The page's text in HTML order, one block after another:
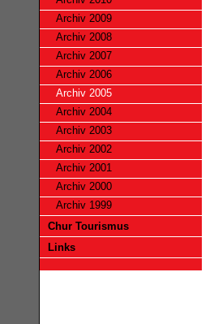
Archiv 2009
Archiv 2008
Archiv 2007
Archiv 2006
Archiv 2005
Archiv 2004
Archiv 2003
Archiv 2002
Archiv 2001
Archiv 2000
Archiv 1999
Chur Tourismus
Links